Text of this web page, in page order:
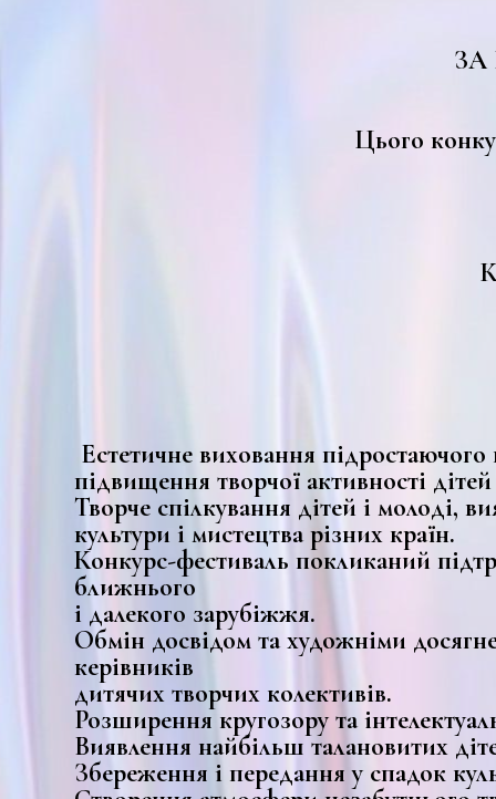
Цього
Естетичне виховання підростаючого
підвищення творчої активності дітей
Творче спілкування дітей і молоді,
культури і мистецтва різних країн.
Конкурс-фестиваль покликаний
ближнього
і далекого зарубіжжя.
Обмін досвідом та художніми
керівників
дитячих творчих колективів.
Розширення кругозору та
Виявлення найбільш талановитих
Збереження і передання у спадок